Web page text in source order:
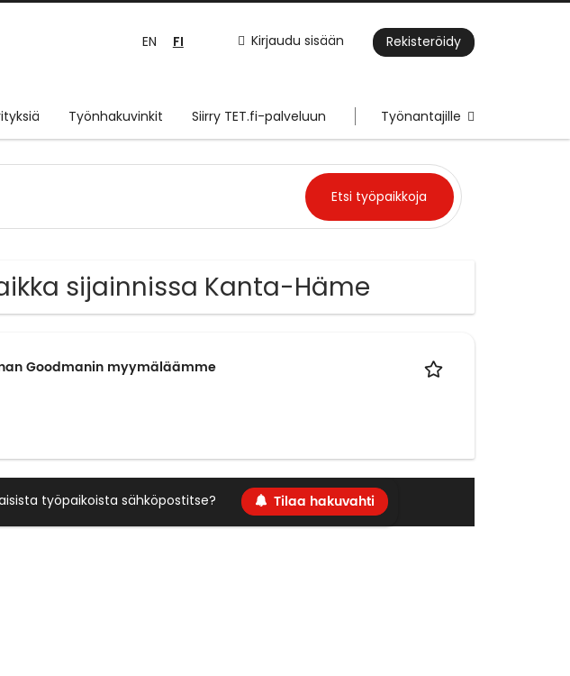
Kirjaudu sisään Rekisteröidy
EN FI
Työnhakuvinkit Siirry TET.fi-palveluun Työnantajille
sijainnissa Kanta-Häme
Goodmanin myymäläämme
työpaikoista sähköpostitse? Tilaa hakuvahti